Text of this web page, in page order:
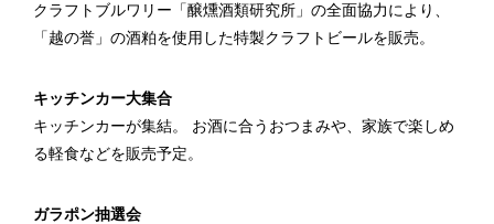
クラフトブルワリー「醸燻酒類研究所」の全面協力により、
「越の誉」の酒粕を使用した特製クラフトビールを販売。
キッチンカー大集合
キッチンカーが集結。 お酒に合うおつまみや、家族で楽しめ
る軽食などを販売予定。
ガラポン抽選会